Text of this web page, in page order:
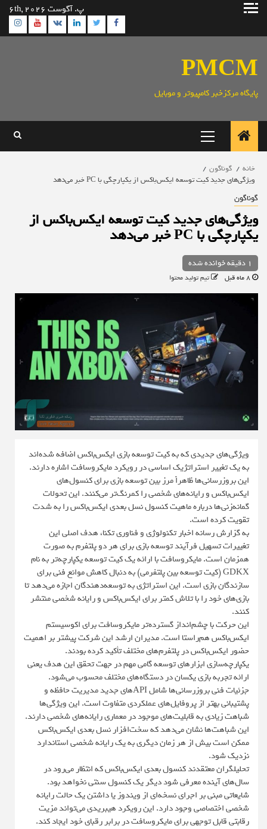
پرش
پ. آگوست 6th, 2026
Facebook
Twitter
Linkedin
VK
PMCM
پایگاه مرکزخبر کامپیوتر و موبایل
اصلی
خانه
گوناگون
ویژگی‌های جدید کیت توسعه ایکس‌باکس از یکپارچگی با PC خبر می‌دهد
گوناگون
ویژگی‌های جدید کیت توسعه ایکس‌باکس از
یکپارچگی با PC خبر می‌دهد
1 دقیقه خوانده شده
تیم تولید محتوا
ویژگی‌های جدیدی که به کیت توسعه بازی ایکس‌باکس اضافه شده‌اند
به یک تغییر استراتژیک اساسی در رویکرد مایکروسافت اشاره دارند.
این بروزرسانی‌ها ظاهراً مرز بین توسعه بازی برای کنسول‌های
ایکس‌باکس و رایانه‌های شخصی را کمرنگ‌تر می‌کنند. این تحولات
گمانه‌زنی‌ها درباره ماهیت کنسول نسل بعدی ایکس‌باکس را به شدت
تقویت کرده است.
به گزارش رسانه اخبار تکنولوژی و فناوری تکنا، هدف اصلی این
تغییرات تسهیل فرآیند توسعه بازی برای هر دو پلتفرم به صورت
همزمان است. مایکروسافت با ارائه یک کیت توسعه یکپارچه‌تر به نام
GDKX (کیت توسعه بین پلتفرمی) به دنبال کاهش موانع فنی برای
سازندگان بازی است. این استراتژی به توسعه‌دهندگان اجازه می‌دهد تا
بازی‌های خود را با تلاش کمتر برای ایکس‌باکس و رایانه شخصی منتشر
کنند.
این حرکت با چشم‌انداز گسترده‌تر مایکروسافت برای اکوسیستم
ایکس‌باکس هم‌راستا است. مدیران ارشد این شرکت پیشتر بر اهمیت
حضور ایکس‌باکس در پلتفرم‌های مختلف تأکید کرده بودند.
یکپارچه‌سازی ابزارهای توسعه گامی مهم در جهت تحقق این هدف یعنی
ارائه تجربه بازی یکسان در دستگاه‌های مختلف محسوب می‌شود.
جزئیات فنی بروزرسانی‌ها شامل APIهای جدید مدیریت حافظه و
پشتیبانی بهتر از پروفایل‌های عملکردی متفاوت است. این ویژگی‌ها
شباهت زیادی به قابلیت‌های موجود در معماری رایانه‌های شخصی دارند.
این شباهت‌ها نشان می‌دهد که سخت‌افزار نسل بعدی ایکس‌باکس
ممکن است بیش از هر زمان دیگری به یک رایانه شخصی استاندارد
نزدیک شود.
تحلیلگران معتقدند کنسول بعدی ایکس‌باکس که انتظار می‌رود در
سال‌های آینده معرفی شود دیگر یک کنسول سنتی نخواهد بود.
شایعاتی مبنی بر اجرای نسخه‌ای از ویندوز یا داشتن یک حالت رایانه
شخصی اختصاصی وجود دارد. این رویکرد هیبریدی می‌تواند مزیت
رقابتی قابل توجهی برای مایکروسافت در برابر رقبای خود ایجاد کند.